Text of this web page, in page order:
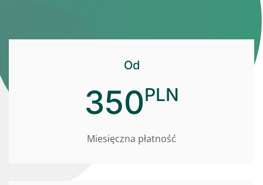
Od
350PLN
Miesięczna płatność